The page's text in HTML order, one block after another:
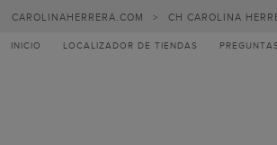
CAROLINAHERRERA.COM > CH CAROLINA
INICIO LOCALIZADOR DE TIENDAS